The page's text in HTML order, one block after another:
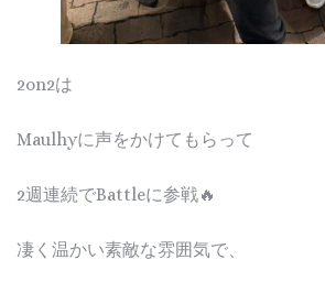
2on2は
Maulhyに声をかけてもらって
2週連続でBattleに参戦🔥
凄く温かい素敵な雰囲気で、